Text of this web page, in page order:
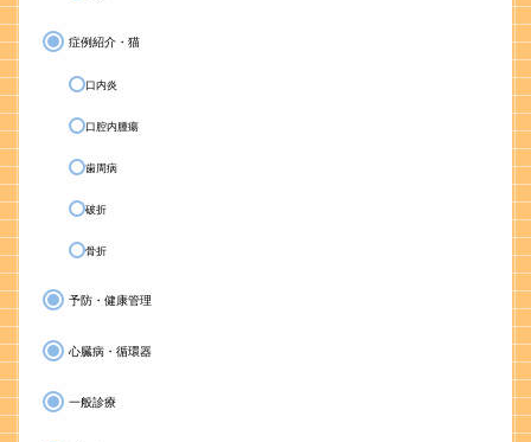
症例紹介・猫
口内炎
口腔内腫瘍
歯周病
破折
骨折
予防・健康管理
心臓病・循環器
一般診療